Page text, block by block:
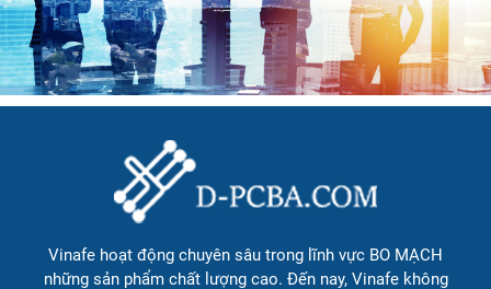
Vinafe hoạt động chuyên sâu trong lĩnh vực BO MẠCH
những sản phẩm chất lượng cao. Đến nay, Vinafe không